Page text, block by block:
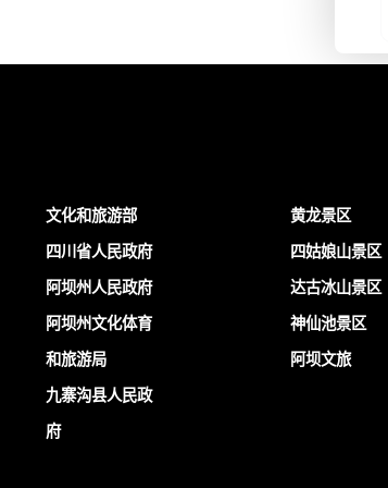
文化和旅游部
四川省人民政府
阿坝州人民政府
阿坝州文化体育
和旅游局
九寨沟县人民政
府
黄龙景区
四姑娘山景区
达古冰山景区
神仙池景区
阿坝文旅